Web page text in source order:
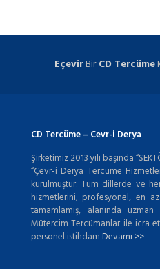
EçevirBirCD Tercüme
CD Tercüme – Cevr-i Derya
Şirketimiz 2013 yılı başında
“Çevr-i Derya Tercüme
kurulmuştur. Tüm dillerde ve
hizmetlerini; profesyonel, en
tamamlamış, alanında
Mütercim Tercümanlar ile icra
personel istihdamDevamı >>